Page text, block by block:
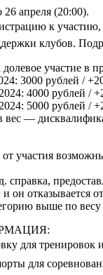
26 апреля (20:00).
к участию,
клубов.
участие в
3000 рублей /
4000 рублей /
5000 рублей /
—
от участия
справка,
он отказывается
выше по весу
для
для